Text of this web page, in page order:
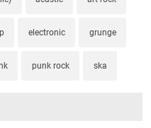
electronic grunge
punk rock ska